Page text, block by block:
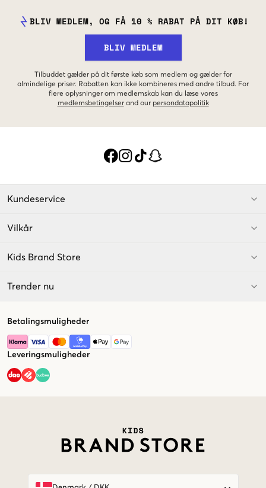
BLIV MEDLEM, OG FÅ 10 % RABAT PÅ DIT KØB!
BLIV MEDLEM
Tilbuddet gælder på dit første køb som medlem og gælder for
almindelige priser. Rabatten kan ikke kombineres med andre tilbud. For
flere oplysninger om medlemskab kan du læse vores
medlemsbetingelser and our persondatapolitik
Kundeservice
Vilkår
Kids Brand Store
Trender nu
Betalingsmuligheder
Leveringsmuligheder